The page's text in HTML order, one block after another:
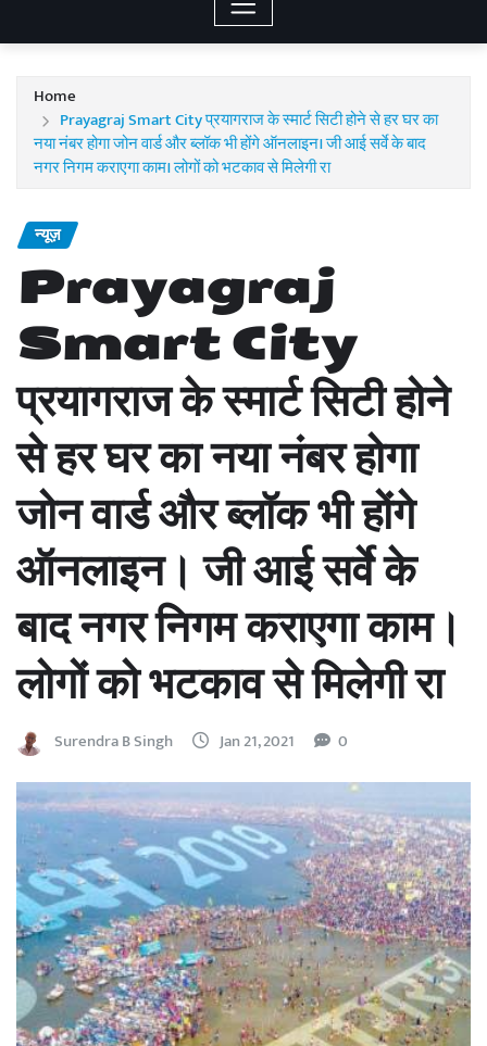
Home
Prayagraj Smart City प्रयागराज के स्मार्ट सिटी होने से हर घर का
नया नंबर होगा जोन वार्ड और ब्लॉक भी होंगे ऑनलाइन। जी आई सर्वे के बाद
नगर निगम कराएगा काम। लोगों को भटकाव से मिलेगी रा
न्यूज़
Prayagraj
Smart City
प्रयागराज के स्मार्ट सिटी होने
से हर घर का नया नंबर होगा
जोन वार्ड और ब्लॉक भी होंगे
ऑनलाइन। जी आई सर्वे के
बाद नगर निगम कराएगा काम।
लोगों को भटकाव से मिलेगी रा
Surendra B Singh Jan 21, 2021 0